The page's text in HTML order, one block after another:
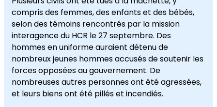
compris des femmes, des enfants et des bébés,
selon des témoins rencontrés par la mission
interagence du HCR le 27 septembre. Des
hommes en uniforme auraient détenu de
nombreux jeunes hommes accusés de soutenir les
forces opposées au gouvernement. De
nombreuses autres personnes ont été agressées,
et leurs biens ont été pillés et incendiés.